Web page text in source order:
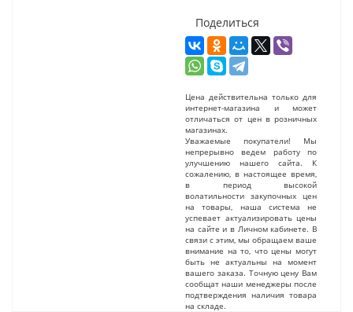
Поделиться
Цена действительна только для
интернет-магазина и может
отличаться от цен в розничных
магазинах.
Уважаемые покупатели! Мы
непрерывно ведем работу по
улучшению нашего сайта. К
сожалению, в настоящее время,
в период высокой
волатильности закупочных цен
на товары, наша система не
успевает актуализировать цены
на сайте и в Личном кабинете. В
связи с этим, мы обращаем ваше
внимание на то, что цены могут
быть не актуальны на момент
вашего заказа. Точную цену Вам
сообщат наши менеджеры после
подтверждения наличия товара
на складе.